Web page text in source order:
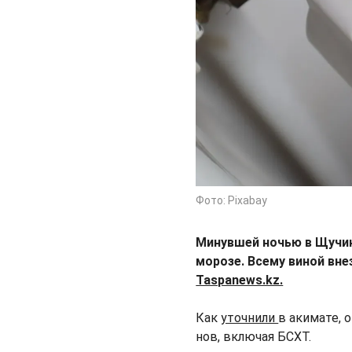
Фото: Pixabay
Минувшей ночью в
морозе. Всему виной
Taspanews.kz.
Какуточнили в акимате,
нов, включая БСХТ.